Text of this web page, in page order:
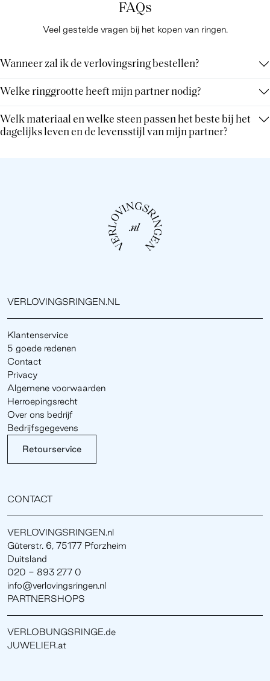
FAQs
Veel gestelde vragen bij het kopen van ringen.
Wanneer zal ik de verlovingsring bestellen?
Welke ringgrootte heeft mijn partner nodig?
Welk materiaal en welke steen passen het beste bij het
dagelijks leven en de levensstijl van mijn partner?
VERLOVINGSRINGEN.NL
Klantenservice
5 goede redenen
Contact
Privacy
Algemene voorwaarden
Herroepingsrecht
Over ons bedrijf
Bedrijfsgegevens
Retourservice
CONTACT
VERLOVINGSRINGEN.nl
Güterstr. 6, 75177 Pforzheim
Duitsland
020 - 893 277 0
info@verlovingsringen.nl
PARTNERSHOPS
VERLOBUNGSRINGE.de
JUWELIER.at